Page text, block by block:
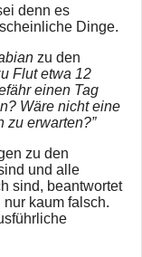
denn es
Dinge.
zu den
Flut etwa 12
einen Tag
Wäre nicht eine
zu erwarten?”
zu den
und alle
sind, beantwortet
kaum falsch.